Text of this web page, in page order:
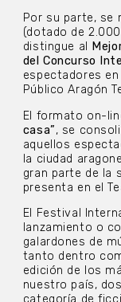
Por su parte, se
(dotado de
distingue al
del Concurso
espectadores
Público Aragón
El formato on-
casa”, se
aquellos
la ciudad
gran parte de la
presenta en el
El Festival
lanzamiento o
galardones de
tanto dentro
edición de los
nuestro país,
categoría de